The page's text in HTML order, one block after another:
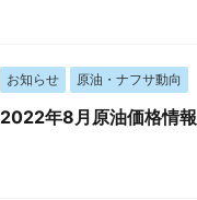
お知らせ 原油・ナフサ動向
2022年8月原油価格情報